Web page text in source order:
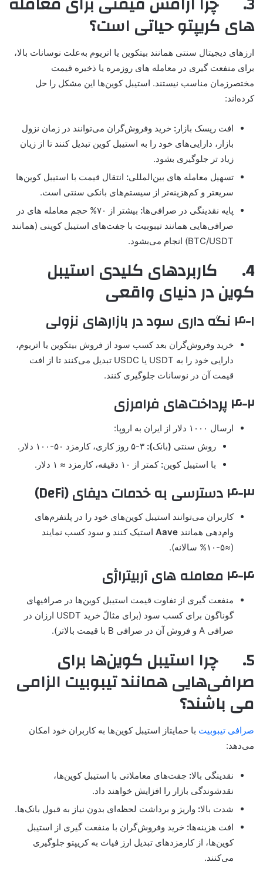
های کریپتو حیاتی است؟
ارزهای دیجیتال سنتی همانند بیتکوین یا اتریوم به‌علت نوسانات بالا،
برای منفعت گیری در معامله های روزمره یا ذخیره قیمت
مختصر‌زمان مناسب نیستند. استیبل کوین‌ها این مشکل را حل
کرده‌اند:
افت ریسک بازار : خرید وفروش‌گران می‌توانند در زمان نزول
بازار، دارایی‌های خود را به استیبل کوین تبدیل کنند تا از زیان
زیاد تر جلوگیری بشود.
تسهیل معامله های بین‌المللی: انتقال قیمت با استیبل کوین‌ها
سریعتر و کم‌هزینه‌تر از سیستم‌های بانکی سنتی است.
پایه نقدینگی در صرافی‌ها:
بیشتر از ۷۰% حجم معامله های در
صرافی‌هایی همانند تیبوبیت با جفت‌های استیبل کوینی (همانند
BTC/USDT) انجام می‌بشود.
4. کاربردهای کلیدی استیبل
کوین در دنیای واقعی
۴-۱ نگه داری سود در بازارهای نزولی
خرید وفروش‌گران بعد کسب سود از فروش بیتکوین یا اتریوم،
دارایی خود را به USDT یا USDC تبدیل می‌کنند تا از افت
قیمت آن در نوسانات جلوگیری کنند.
۴-۲ پرداخت‌های فرامرزی
ارسال ۱۰۰۰ دلار از ایران به اروپا:
روش سنتی (بانک):
با استیبل کوین: کمتر از ۱۰ دقیقه، کارمزد ≈ ۱ دلار.
۴-۳ دسترسی به خدمات دیفای (DeFi)
کاربران می‌توانند استیبل کوین‌های خود را در پلتفرم‌های
وام‌دهی همانند Aave استیک کنند و سود کسب نمایند
(≈۵-۱۰% سالانه).
۴-۴ معامله های آربیتراژی
منفعت گیری از تفاوت قیمت استیبل کوین‌ها در صرافیهای
گوناگون برای کسب سود (برای مثالً خرید USDT ارزان در
صرافی A و فروش آن در صرافی B با قیمت بالاتر).
5. چرا استیبل کوین‌ها برای
صرافی‌هایی همانند تیبوبیت الزامی
می باشند؟
صرافی تیبوبیت با حمایتاز استیبل کوین‌ها به کاربران خود امکان
می‌دهد:
نقدینگی بالا: جفت‌های معاملاتی با استیبل کوین‌ها،
نقدشوندگی بازار را افزایش خواهند داد.
شدت بالا: واریز و برداشت لحظه‌ای بدون نیاز به قبول بانک‌ها.
افت هزینه‌ها: خرید وفروش‌گران با منفعت گیری از استیبل
کوین‌ها، از کارمزدهای تبدیل ارز فیات به کریپتو جلوگیری
می‌کنند.